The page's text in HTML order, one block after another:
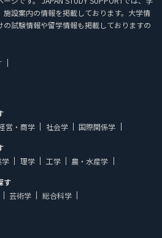
設案内の情報を掲載しております。大学情
試験情報や留学情報も掲載しておりますの
営・商学 社会学
国際関係学
学 理学 工学
農・水産学
す
芸術学 総合科学